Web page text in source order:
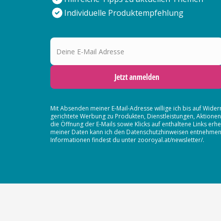
Individuelle Produktempfehlung
Deine E-Mail Adresse
Jetzt anmelden
Mit Absenden meiner E-Mail-Adresse willige ich bis auf
gerichtete Werbung zu Produkten, Dienstleistungen,
die Öffnung der E-Mails sowie Klicks auf enthaltene Links
meiner Daten kann ich den Datenschutzhinweisen
Informationen findest du unter zooroyal.at/newsletter/.